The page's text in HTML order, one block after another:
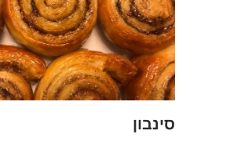
סינבון